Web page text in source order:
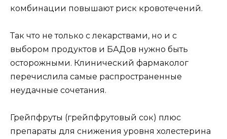
комбинации повышают риск кровотечений.
Так что не только с лекарствами, но и с
выбором продуктов и БАДов нужно быть
осторожными. Клинический фармаколог
перечислила самые распространенные
неудачные сочетания.
Грейпфруты (грейпфрутовый сок) плюс
препараты для снижения уровня холестерина